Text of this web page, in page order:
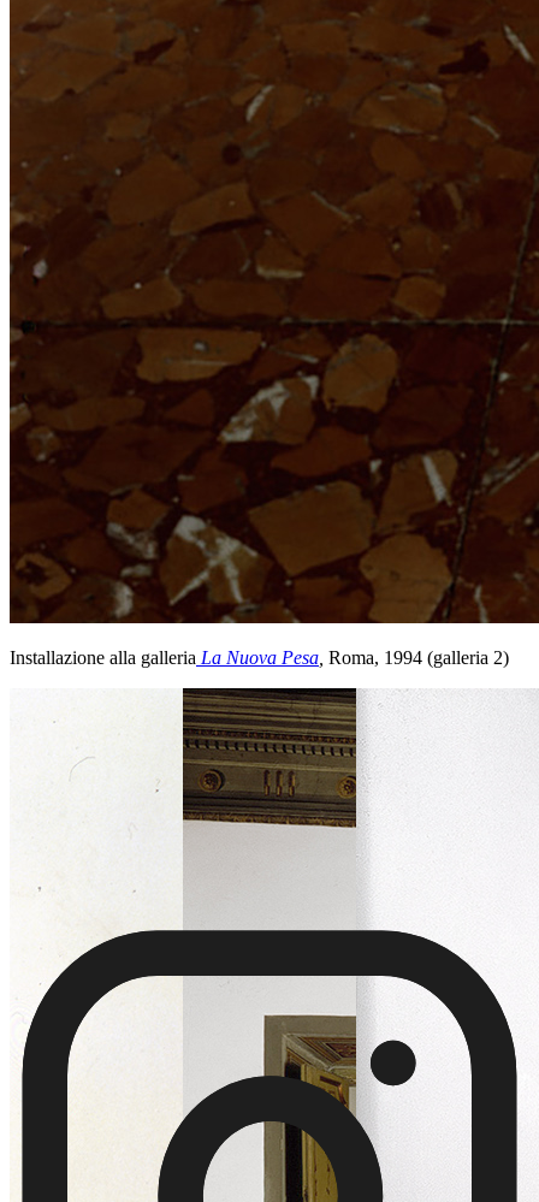
Installazione alla galleria La Nuova Pesa Roma, 1994 (galleria 2)